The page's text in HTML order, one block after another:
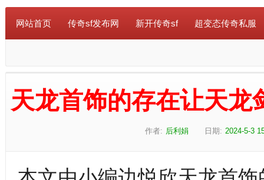
网站首页 传奇sf发布网 新开传奇sf 超变态传奇私服
天龙首饰的存在让天
作者: 后利娟 日期: 2024-5-3